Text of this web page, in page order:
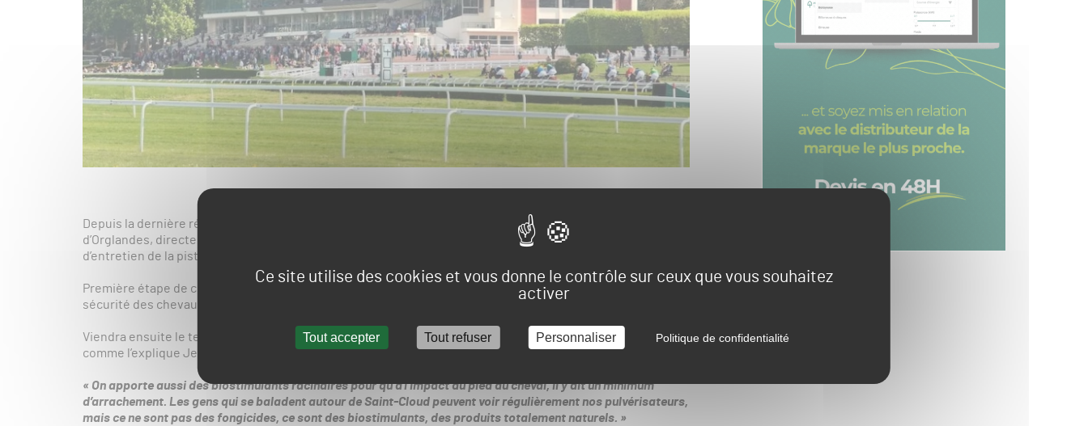
Ce site utilise des cookies et vous donne le contrôle sur ceux que vous souhaitez
activer
Tout accepter Tout refuser Personnaliser Politique de confidentialité
Depuis la dernière réunion de la saison, qui s’est tenue le 27 novembre dernier, Jean-Guillaume
d’Orglandes, directeur de l’hippodrome et ses équipes, sont à pied d’oeuvre pour réaliser les travaux
d’entretien de la piste engazonnée .
Première étape de ces opérations d’intersaison : la reprise de la planéité de la piste, afin de garantir la
sécurité des chevaux. Concrètement, cela consiste à reboucher les impacts et à rouler la piste.
Viendra ensuite le temps de l’aération et de la fertilisation, notamment par le recours aux biostimulants,
comme l’explique Jean-Guillaume d’Orglandes au siteActus.fr:
« On apporte aussi des biostimulants racinaires pour qu’à l’impact du pied du cheval, il y ait un minimum
d’arrachement. Les gens qui se baladent autour de Saint-Cloud peuvent voir régulièrement nos pulvérisateurs,
mais ce ne sont pas des fongicides, ce sont des biostimulants, des produits totalement naturels. »